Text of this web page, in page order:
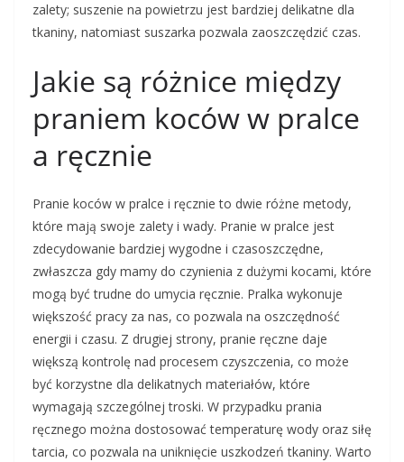
zalety; suszenie na powietrzu jest bardziej delikatne dla
tkaniny, natomiast suszarka pozwala zaoszczędzić czas.
Jakie są różnice między
praniem koców w pralce
a ręcznie
Pranie koców w pralce i ręcznie to dwie różne metody,
które mają swoje zalety i wady. Pranie w pralce jest
zdecydowanie bardziej wygodne i czasoszczędne,
zwłaszcza gdy mamy do czynienia z dużymi kocami, które
mogą być trudne do umycia ręcznie. Pralka wykonuje
większość pracy za nas, co pozwala na oszczędność
energii i czasu. Z drugiej strony, pranie ręczne daje
większą kontrolę nad procesem czyszczenia, co może
być korzystne dla delikatnych materiałów, które
wymagają szczególnej troski. W przypadku prania
ręcznego można dostosować temperaturę wody oraz siłę
tarcia, co pozwala na uniknięcie uszkodzeń tkaniny. Warto